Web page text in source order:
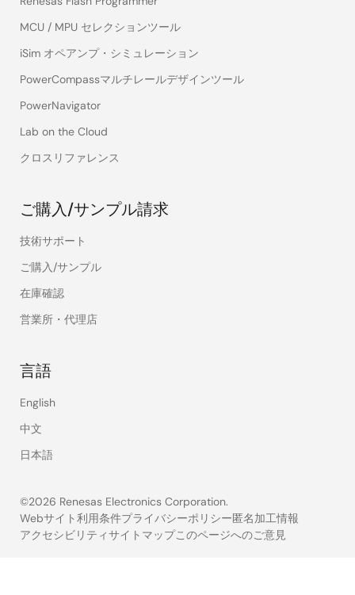
MCU / MPU セレクションツール
iSim オペアンプ・シミュレーション
PowerCompassマルチレールデザインツール
PowerNavigator
Lab on the Cloud
クロスリファレンス
ご購入/サンプル請求
技術サポート
ご購入/サンプル
在庫確認
営業所・代理店
言語
English
中文
日本語
©2026 Renesas Electronics Corporation.
Legal
Webサイト利用条件プライバシーポリシー匿名加工情報
アクセシビリティサイトマップこのページへのご意見